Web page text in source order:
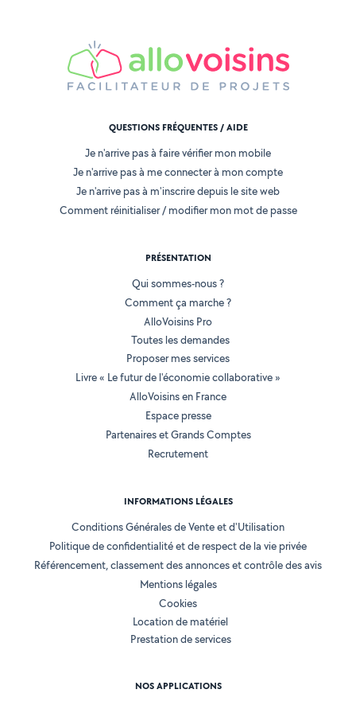
QUESTIONS FRÉQUENTES / AIDE
Je n'arrive pas à faire vérifier mon mobile
Je n'arrive pas à me connecter à mon compte
Je n'arrive pas à m'inscrire depuis le site web
Comment réinitialiser / modifier mon mot de passe
PRÉSENTATION
Qui sommes-nous ?
Comment ça marche ?
AlloVoisins Pro
Toutes les demandes
Proposer mes services
Livre « Le futur de l'économie collaborative »
AlloVoisins en France
Espace presse
Partenaires et Grands Comptes
Recrutement
INFORMATIONS LÉGALES
Conditions Générales de Vente et d'Utilisation
Politique de confidentialité et de respect de la vie privée
Référencement, classement des annonces et contrôle des avis
Mentions légales
Cookies
Location de matériel
Prestation de services
NOS APPLICATIONS